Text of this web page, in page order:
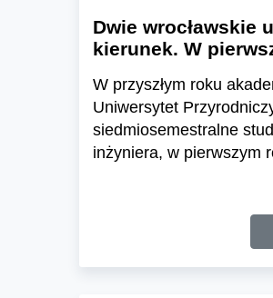
Dwie wrocławskie
kierunek. W
W przyszłym roku
Uniwersytet
siedmiosemestralne
inżyniera, w pierwszym